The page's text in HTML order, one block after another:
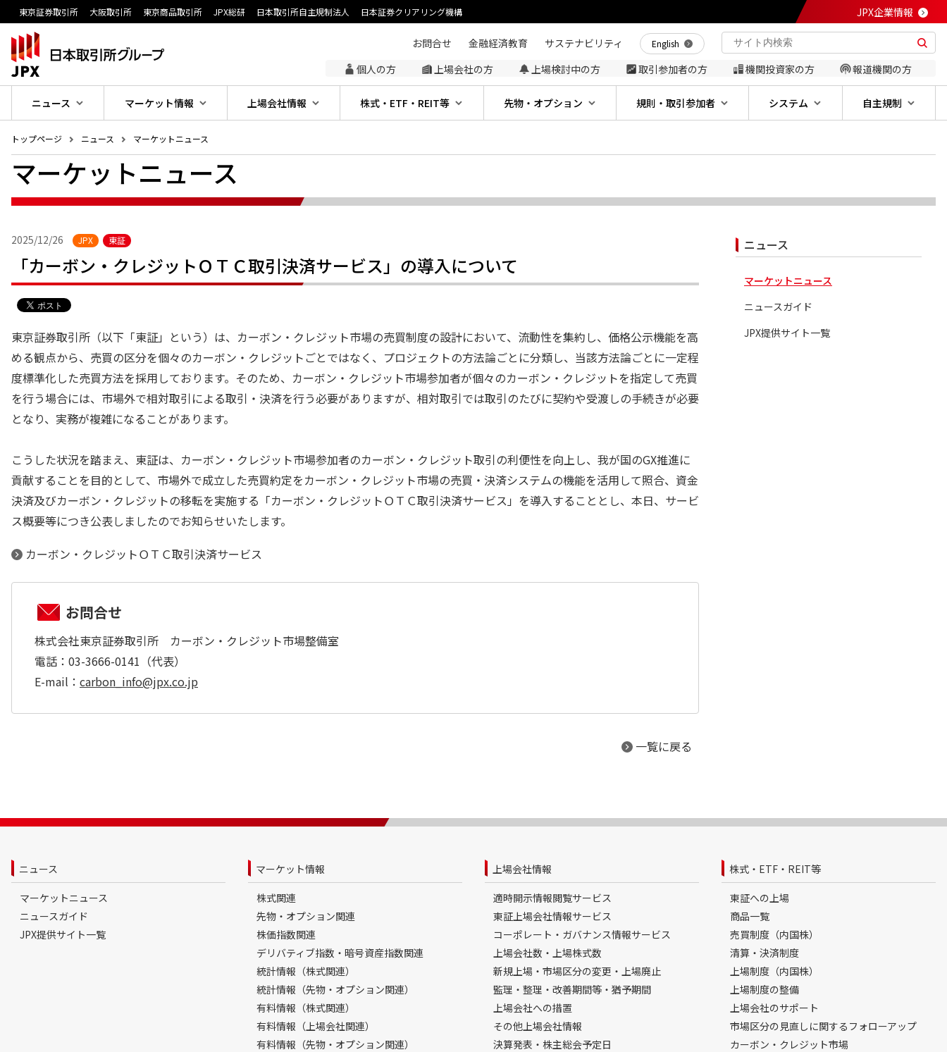
東京証券取引所 大阪取引所 東京商品取引所 JPX総研 日本取引所自主規制法人 日本証券クリアリング機構 JPX企業情報
ニュース マーケット情報 上場会社情報 株式・ETF・REIT等 先物・オプション 規則・取引参加者 システム 自主規制
個人の方 上場会社の方 上場検討中の方 取引参加者の方 機関投資家の方 報道機関の方
お問合せ 金融経済教育 サステナビリティ English
トップページ ニュース マーケットニュース
マーケットニュース
2025/12/26 JPX 東証
「カーボン・クレジットＯＴＣ取引決済サービス」の導入について
東京証券取引所（以下「東証」という）は、カーボン・クレジット市場の売買制度の設計において、流動性を集約し、価格公示機能を高
める観点から、売買の区分を個々のカーボン・クレジットごとではなく、プロジェクトの方法論ごとに分類し、当該方法論ごとに一定程
度標準化した売買方法を採用しております。そのため、カーボン・クレジット市場参加者が個々のカーボン・クレジットを指定して売買
を行う場合には、市場外で相対取引による取引・決済を行う必要がありますが、相対取引では取引のたびに契約や受渡しの手続きが必要
となり、実務が複雑になることがあります。
こうした状況を踏まえ、東証は、カーボン・クレジット市場参加者のカーボン・クレジット取引の利便性を向上し、我が国のGX推進に
貢献することを目的として、市場外で成立した売買約定をカーボン・クレジット市場の売買・決済システムの機能を活用して照合、資金
決済及びカーボン・クレジットの移転を実施する「カーボン・クレジットＯＴＣ取引決済サービス」を導入することとし、本日、サービ
ス概要等につき公表しましたのでお知らせいたします。
カーボン・クレジットＯＴＣ取引決済サービス
お問合せ
株式会社東京証券取引所 カーボン・クレジット市場整備室
電話：03-3666-0141（代表）
E-mail： carbon_info@jpx.co.jp
一覧に戻る
ニュース
マーケットニュース
ニュースガイド
JPX提供サイト一覧
ニュース
マーケットニュース
ニュースガイド
JPX提供サイト一覧
マーケット情報
株式関連
先物・オプション関連
株価指数関連
デリバティブ指数・暗号資産指数関連
統計情報（株式関連）
統計情報（先物・オプション関連）
有料情報（株式関連）
有料情報（上場会社関連）
有料情報（先物・オプション関連）
上場会社情報
適時開示情報閲覧サービス
東証上場会社情報サービス
コーポレート・ガバナンス情報サービス
上場会社数・上場株式数
新規上場・市場区分の変更・上場廃止
監理・整理・改善期間等・猶予期間
上場会社への措置
その他上場会社情報
決算発表・株主総会予定日
株式・ETF・REIT等
東証への上場
商品一覧
売買制度（内国株）
清算・決済制度
上場制度（内国株）
上場制度の整備
上場会社のサポート
市場区分の見直しに関するフォローアップ
カーボン・クレジット市場